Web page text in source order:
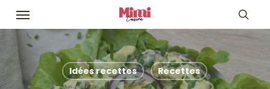
Skip
content
Menu
Idées recettes Recettes